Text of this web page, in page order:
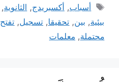
الوسوم
أسباب, أكسبريدج, الثانوية,
بيئية, بين, تحقيقا, تسجيل, تفتح
محتملة, معلمات